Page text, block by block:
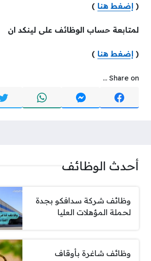
( إضغط هنا )
لمتابعة حساب الوظائف على لينكد ان
( إضغط هنا )
Share on ...
أحدث الوظائف
وظائف شركة سدافكو بجدة
لحملة المؤهلات العليا
وظائف شاغرة بأوقاف